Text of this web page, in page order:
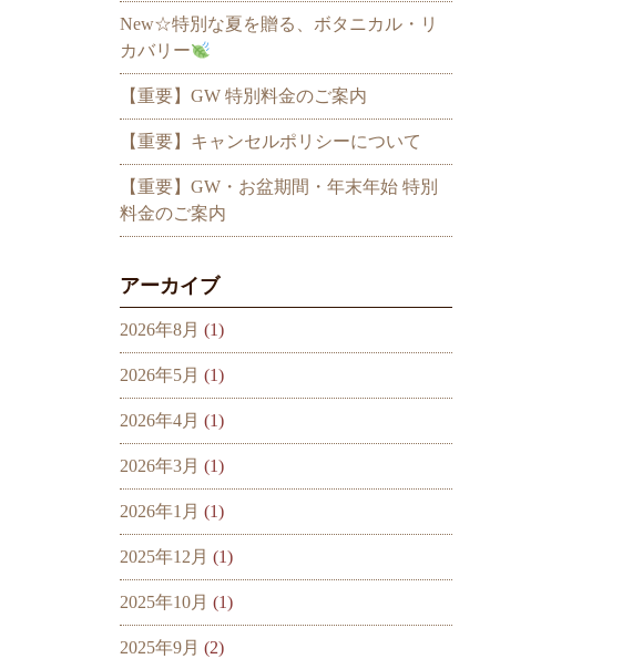
New☆特別な夏を贈る、ボタニカル・リ
カバリー
【重要】GW 特別料金のご案内
【重要】キャンセルポリシーについて
【重要】GW・お盆期間・年末年始 特別
料金のご案内
アーカイブ
2026年8月 (1)
2026年5月 (1)
2026年4月 (1)
2026年3月 (1)
2026年1月 (1)
2025年12月 (1)
2025年10月 (1)
2025年9月 (2)